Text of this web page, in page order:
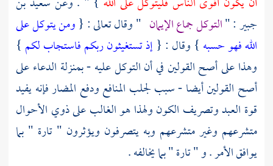
جبير: "التوكل جماع الإيمان " وقال تعالى : {ومن يتوكل على
الله فهو حسبه } وقال : {إذ تستغيثون ربكم فاستجاب لكم }
وهذا على أصح القولين في أن التوكل عليه - بمنزلة الدعاء على
أصح القولين أيضا - سبب لجلب المنافع ودفع المضار فإنه يفيد
قوة العبد وتصريف الكون ولهذا هو الغالب على ذوي الأحوال
متشرعهم وغير متشرعهم وبه يتصرفون ويؤثرون " تارة " بما
يوافق الأمر . و " تارة " بما يخالفه .